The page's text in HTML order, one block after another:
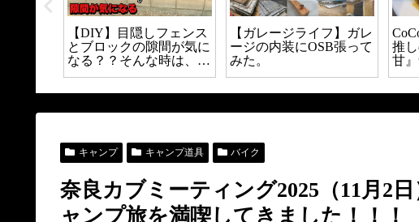
番屋｜マニア激
メニュー『2辛3
てみた｜CoCo
ぶっ壊れた｜
【ハイエース200系】お
すすめのボンネットと交
換方法と注意点について
トヨタ純正部品を購入
る方法
キャンプ キャンプ道具 バイク
奈良カブミーティング2025（11月2
ャンプ旅を満喫してきました！！！